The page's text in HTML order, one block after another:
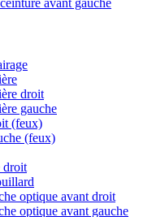
avant gauche
droit
gauche
(feux)
(feux)
droit
optique avant droit
optique avant gauche